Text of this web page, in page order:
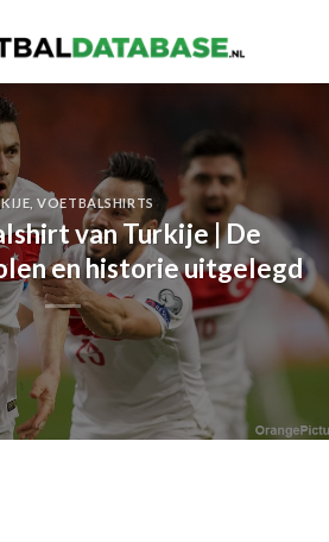
,VOETBALSHIRTS
van Turkije | De
en historie uitgelegd